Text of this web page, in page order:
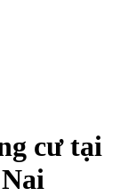
cư tại